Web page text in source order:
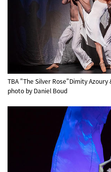
TBA "The Silver Rose"Dimity
photo by Daniel Boud